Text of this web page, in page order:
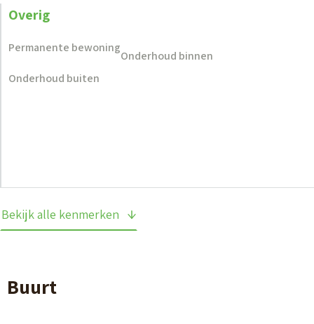
Overig
Permanente bewoning
Onderhoud binnen
Onderhoud buiten
Bekijk alle kenmerken
Buurt